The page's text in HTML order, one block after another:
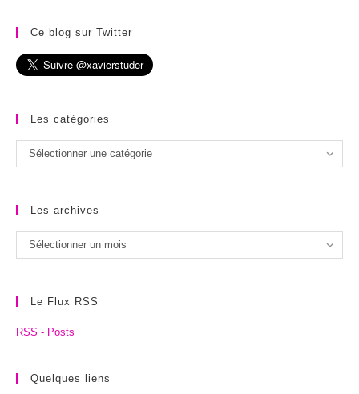
Ce blog sur Twitter
Les catégories
Les
catégories
Sélectionner une catégorie
Les archives
Les
archives
Sélectionner un mois
Le Flux RSS
RSS - Posts
Quelques liens